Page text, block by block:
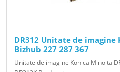
DR312 Unitate de
Bizhub 227 287 367
Unitate de imagine Konica Minolta